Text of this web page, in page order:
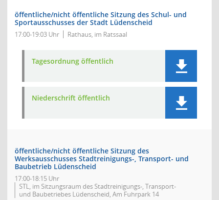
öffentliche/nicht öffentliche Sitzung des Schul- und
Sportausschusses der Stadt Lüdenscheid
17:00-19:03 Uhr Rathaus, im Ratssaal
Tagesordnung öffentlich
Niederschrift öffentlich
öffentliche/nicht öffentliche Sitzung des
Werksausschusses Stadtreinigungs-, Transport- und
Baubetrieb Lüdenscheid
17:00-18:15 Uhr
STL, im Sitzungsraum des Stadtreinigungs-, Transport-
und Baubetriebes Lüdenscheid, Am Fuhrpark 14